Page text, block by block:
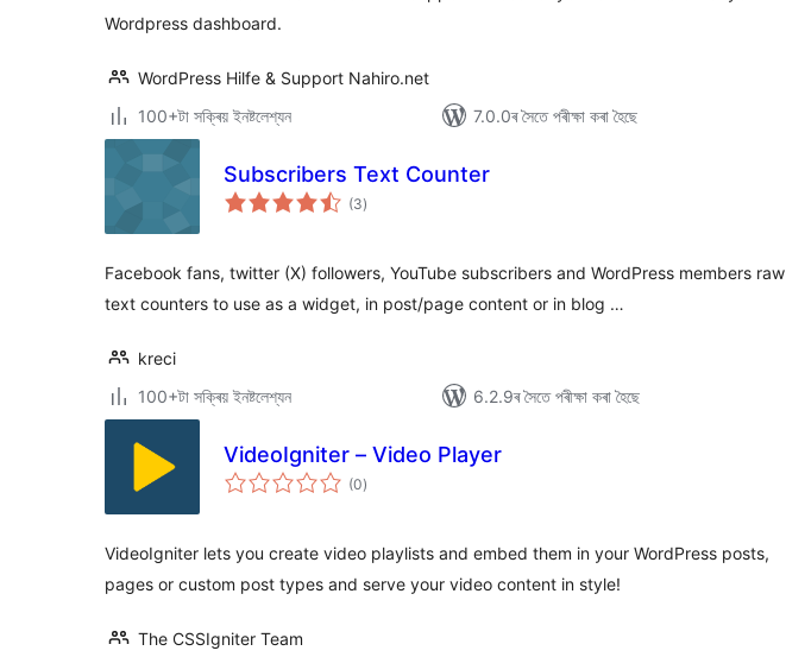
Wordpress dashboard.
WordPress Hilfe & Support Nahiro.net
100+টা সক্ৰিয় ইনষ্টলেশ্যন
7.0.0ৰ সৈতে পৰীক্ষা কৰা হৈছে
Subscribers Text Counter
(3টা
মুঠ)
Facebook fans, twitter (X) followers, YouTube subscribers and WordPress members raw
text counters to use as a widget, in post/page content or in blog …
kreci
100+টা সক্ৰিয় ইনষ্টলেশ্যন
6.2.9ৰ সৈতে পৰীক্ষা কৰা হৈছে
VideoIgniter – Video Player
(0টা
মুঠ)
VideoIgniter lets you create video playlists and embed them in your WordPress posts,
pages or custom post types and serve your video content in style!
The CSSIgniter Team